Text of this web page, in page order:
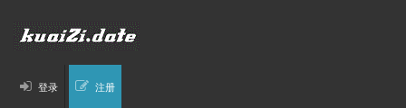
登录 注册